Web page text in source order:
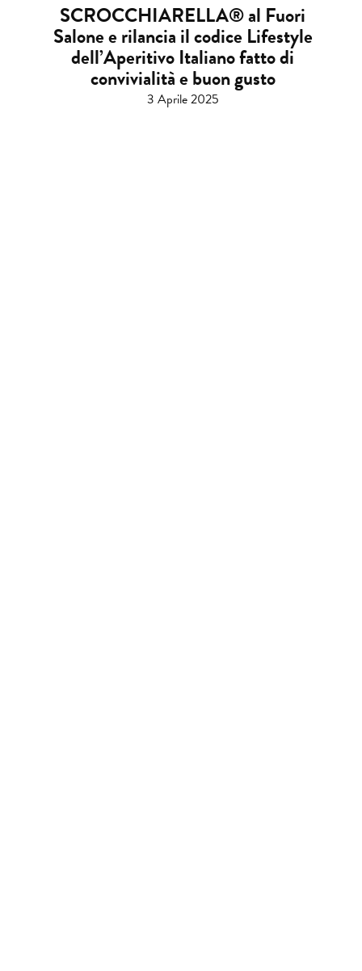
SCROCCHIARELLA® al Fuori
Salone e rilancia il codice Lifestyle
dell’Aperitivo Italiano fatto di
convivialità e buon gusto
3 Aprile 2025